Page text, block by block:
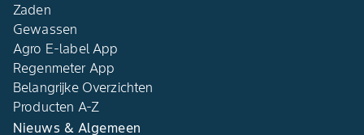
Zaden
Gewassen
Agro E-label App
Regenmeter App
Belangrijke Overzichten
Producten A-Z
Nieuws & Algemeen